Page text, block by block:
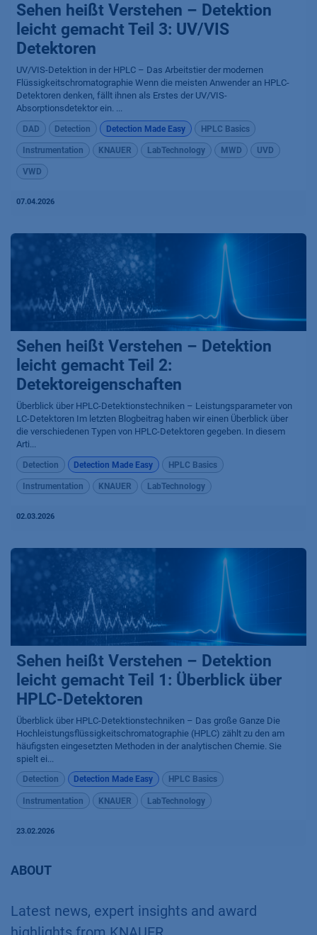
Sehen heißt Verstehen – Detektion
leicht gemacht Teil 3: UV/VIS
Detektoren
UV/VIS-Detektion in der HPLC – Das Arbeitstier der modernen
Flüssigkeitschromatographie Wenn die meisten Anwender an HPLC-
Detektoren denken, fällt ihnen als Erstes der UV/VIS-
Absorptionsdetektor ein. ...
DAD Detection Detection Made Easy HPLC Basics
Instrumentation KNAUER LabTechnology MWD UVD
VWD
07.04.2026
Sehen heißt Verstehen – Detektion
leicht gemacht Teil 2:
Detektoreigenschaften
Überblick über HPLC-Detektionstechniken – Leistungsparameter von
LC-Detektoren Im letzten Blogbeitrag haben wir einen Überblick über
die verschiedenen Typen von HPLC-Detektoren gegeben. In diesem
Arti...
Detection Detection Made Easy HPLC Basics
Instrumentation KNAUER LabTechnology
02.03.2026
Sehen heißt Verstehen – Detektion
leicht gemacht Teil 1: Überblick über
HPLC-Detektoren
Überblick über HPLC-Detektionstechniken – Das große Ganze Die
Hochleistungsflüssigkeitschromatographie (HPLC) zählt zu den am
häufigsten eingesetzten Methoden in der analytischen Chemie. Sie
spielt ei...
Detection Detection Made Easy HPLC Basics
Instrumentation KNAUER LabTechnology
23.02.2026
ABOUT
Latest news, expert insights and award